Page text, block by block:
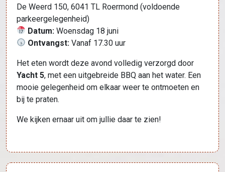
De Weerd 150, 6041 TL Roermond (voldoende
parkeergelegenheid)
Datum: Woensdag 18 juni
Ontvangst: Vanaf 17.30 uur
Het eten wordt deze avond volledig verzorgd door
Yacht 5, met een uitgebreide BBQ aan het water. Een
mooie gelegenheid om elkaar weer te ontmoeten en
bij te praten.
We kijken ernaar uit om jullie daar te zien!